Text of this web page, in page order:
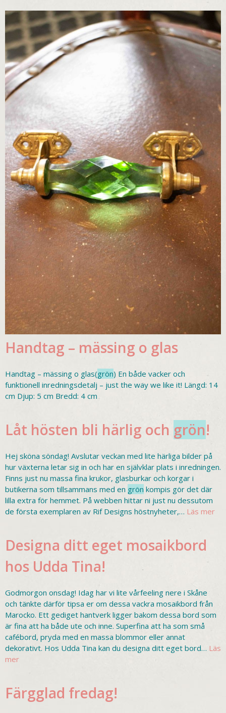
Handtag – mässing o glas
Handtag – mässing o glas(grön) En både vacker och
funktionell inredningsdetalj – just the way we like it! Längd: 14
cm Djup: 5 cm Bredd: 4 cm
Låt hösten bli härlig och grön!
Hej sköna söndag! Avslutar veckan med lite härliga bilder på
hur växterna letar sig in och har en självklar plats i inredningen.
Finns just nu massa fina krukor, glasburkar och korgar i
butikerna som tillsammans med en grön kompis gör det där
lilla extra för hemmet. På webben hittar ni just nu dessutom
de första exemplaren av Rif Designs höstnyheter,… Läs mer
Designa ditt eget mosaikbord
hos Udda Tina!
Godmorgon onsdag! Idag har vi lite vårfeeling nere i Skåne
och tänkte därför tipsa er om dessa vackra mosaikbord från
Marocko. Ett gediget hantverk ligger bakom dessa bord som
är fina att ha både ute och inne. Superfina att ha som små
cafébord, pryda med en massa blommor eller annat
dekorativt. Hos Udda Tina kan du designa ditt eget bord… Läs
mer
Färgglad fredag!